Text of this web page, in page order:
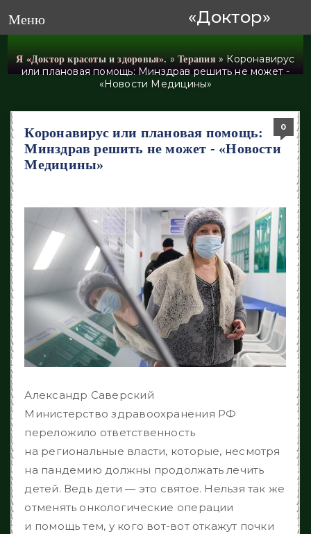
Я «Доктор красоты и здоровья». »Терапия» Коронавирус
или плановая помощь: Минздрав решить не может -
«Новости Медицины»
Коронавирус или плановая помощь:
Минздрав решить не может - «Новости
Медицины»
Александр Саверский
Министерство здравоохранения РФ
переложило ответственность
на региональные власти, которые, несмотря
на пандемию должны продолжать лечить
детей. Ведь дети — это святое. Нельзя так же
отменять онкологические операции
и помощь тем, у кого вот-вот откажут почки
0
0
0
0
0
Меню «Доктор»